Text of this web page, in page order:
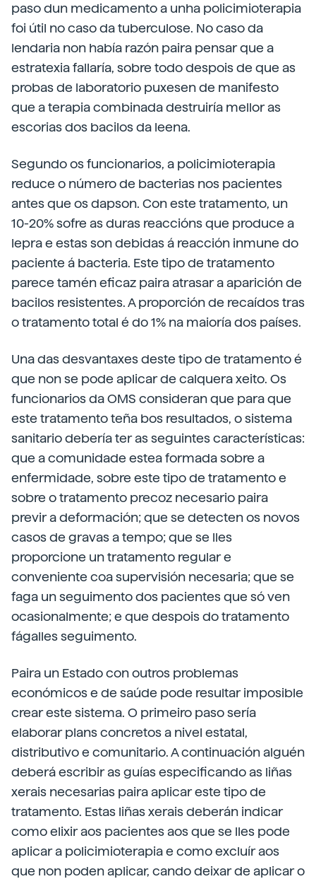
paso dun medicamento a unha policimioterapia
foi útil no caso da tuberculose. No caso da
lendaria non había razón paira pensar que a
estratexia fallaría, sobre todo despois de que as
probas de laboratorio puxesen de manifesto
que a terapia combinada destruiría mellor as
escorias dos bacilos da leena.
Segundo os funcionarios, a policimioterapia
reduce o número de bacterias nos pacientes
antes que os dapson. Con este tratamento, un
10-20% sofre as duras reaccións que produce a
lepra e estas son debidas á reacción inmune do
paciente á bacteria. Este tipo de tratamento
parece tamén eficaz paira atrasar a aparición de
bacilos resistentes. A proporción de recaídos tras
o tratamento total é do 1% na maioría dos países.
Una das desvantaxes deste tipo de tratamento é
que non se pode aplicar de calquera xeito. Os
funcionarios da OMS consideran que para que
este tratamento teña bos resultados, o sistema
sanitario debería ter as seguintes características:
que a comunidade estea formada sobre a
enfermidade, sobre este tipo de tratamento e
sobre o tratamento precoz necesario paira
previr a deformación; que se detecten os novos
casos de gravas a tempo; que se lles
proporcione un tratamento regular e
conveniente coa supervisión necesaria; que se
faga un seguimento dos pacientes que só ven
ocasionalmente; e que despois do tratamento
fágalles seguimento.
Paira un Estado con outros problemas
económicos e de saúde pode resultar imposible
crear este sistema. O primeiro paso sería
elaborar plans concretos a nivel estatal,
distributivo e comunitario. A continuación alguén
deberá escribir as guías especificando as liñas
xerais necesarias paira aplicar este tipo de
tratamento. Estas liñas xerais deberán indicar
como elixir aos pacientes aos que se lles pode
aplicar a policimioterapia e como excluír aos
que non poden aplicar, cando deixar de aplicar o